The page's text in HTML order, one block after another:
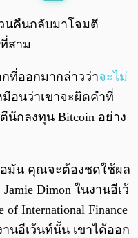
0:00 0:00
นคืนกลับมาโจมตี
สาม
กที่ออกมากล่าวว่าจะไม่
มือนว่าเขาจะผิดคำที่
นักลงทุน Bitcoin อย่าง
มัน คุณจะต้องชดใช้ผล
Dimon ในงานอีเว้
International Finance
นอีเว้นท์นั้น เขาได้ออก